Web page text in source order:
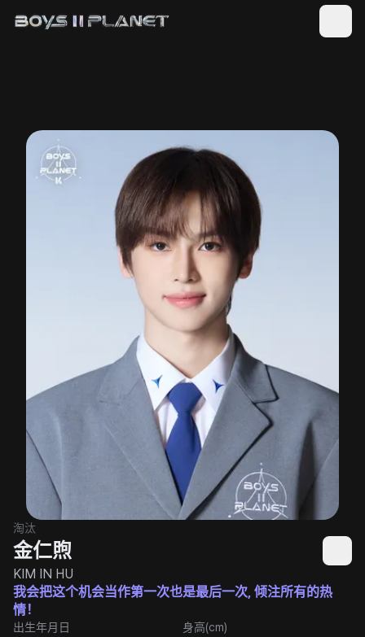
淘汰
金仁煦
KIM IN HU
我会把这个机会当作第一次也是最后一次, 倾注所有的热
情！
出生年月日 身高(cm)